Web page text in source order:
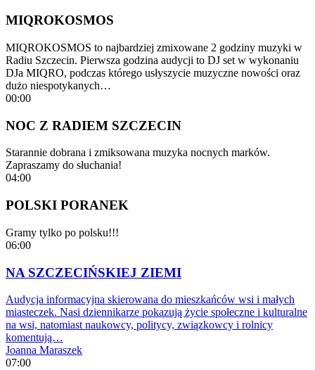
MIQROKOSMOS
MIQROKOSMOS to najbardziej zmixowane 2 godziny muzyki w
Radiu Szczecin. Pierwsza godzina audycji to DJ set w wykonaniu
DJa MIQRO, podczas którego usłyszycie muzyczne nowości oraz
dużo niespotykanych…
00:00
NOC Z RADIEM SZCZECIN
Starannie dobrana i zmiksowana muzyka nocnych marków.
Zapraszamy do słuchania!
04:00
POLSKI PORANEK
Gramy tylko po polsku!!!
06:00
NA SZCZECIŃSKIEJ ZIEMI
Audycja informacyjna skierowana do mieszkańców wsi i małych
miasteczek. Nasi dziennikarze pokazują życie społeczne i kulturalne
na wsi, natomiast naukowcy, politycy, związkowcy i rolnicy
komentują…
Joanna Maraszek
07:00